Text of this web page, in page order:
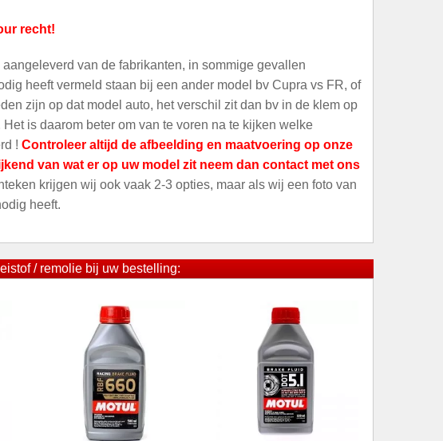
recht!
van de fabrikanten, in sommige gevallen
heeft vermeld staan bij een ander model bv Cupra vs FR, of
zijn op dat model auto, het verschil zit dan bv in de klem op
is daarom beter om van te voren na te kijken welke
! Controleer altijd de afbeelding en maatvoering op onze
van wat er op uw model zit neem dan contact met ons
krijgen wij ook vaak 2-3 opties, maar als wij een foto van
heeft.
/ remolie bij uw bestelling: